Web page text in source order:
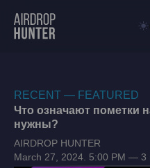
RECENT — FEATURED
Что означают пометки
нужны?
AIRDROP HUNTER
March 27, 2024. 5:00 PM — 3